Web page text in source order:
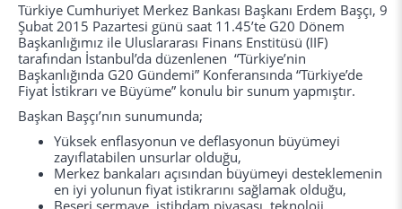
Türkiye Cumhuriyet Merkez Bankası Başkanı Erdem Başçı, 9
Şubat 2015 Pazartesi günü saat 11.45’te G20 Dönem
Başkanlığımız ile Uluslararası Finans Enstitüsü (IIF)
tarafından İstanbul’da düzenlenen “Türkiye’nin
Başkanlığında G20 Gündemi” Konferansında “Türkiye’de
Fiyat İstikrarı ve Büyüme” konulu bir sunum yapmıştır.
Başkan Başçı’nın sunumunda;
Yüksek enflasyonun ve deflasyonun büyümeyi
zayıflatabilen unsurlar olduğu,
Merkez bankaları açısından büyümeyi desteklemenin
en iyi yolunun fiyat istikrarını sağlamak olduğu,